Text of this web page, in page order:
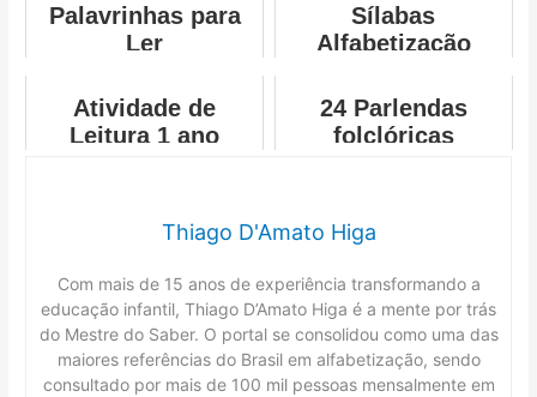
Palavrinhas para
Ler
Sílabas
Alfabetização
Atividade de
Leitura 1 ano
24 Parlendas
folclóricas
Thiago D'Amato Higa
Com mais de 15 anos de experiência transformando a
educação infantil, Thiago D’Amato Higa é a mente por trás
do Mestre do Saber. O portal se consolidou como uma das
maiores referências do Brasil em alfabetização, sendo
consultado por mais de 100 mil pessoas mensalmente em